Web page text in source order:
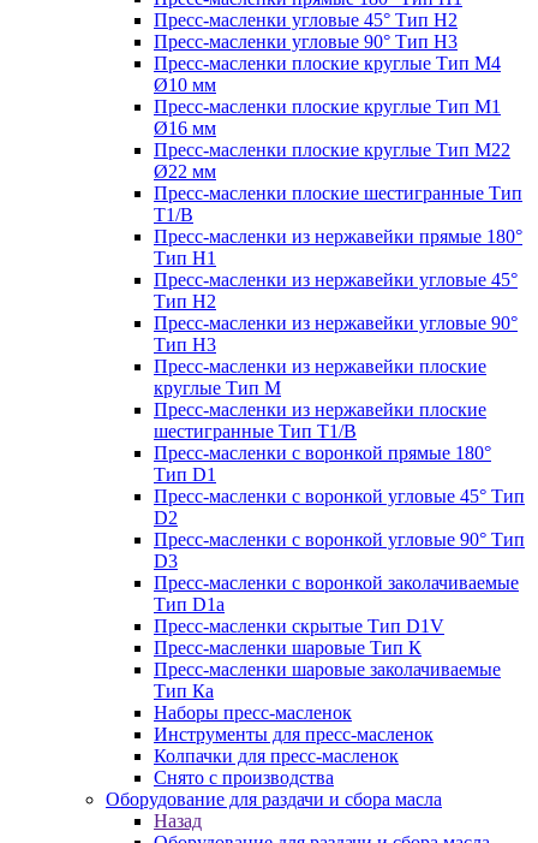
Пресс-масленки угловые 45° Тип H2
Пресс-масленки угловые 90° Тип H3
Пресс-масленки плоские круглые Тип M4
Ø10 мм
Пресс-масленки плоские круглые Тип M1
Ø16 мм
Пресс-масленки плоские круглые Тип M22
Ø22 мм
Пресс-масленки плоские шестигранные Тип
T1/B
Пресс-масленки из нержавейки прямые 180°
Тип H1
Пресс-масленки из нержавейки угловые 45°
Тип H2
Пресс-масленки из нержавейки угловые 90°
Тип H3
Пресс-масленки из нержавейки плоские
круглые Тип M
Пресс-масленки из нержавейки плоские
шестигранные Тип T1/B
Пресс-масленки с воронкой прямые 180°
Тип D1
Пресс-масленки с воронкой угловые 45° Тип
D2
Пресс-масленки с воронкой угловые 90° Тип
D3
Пресс-масленки с воронкой заколачиваемые
Тип D1a
Пресс-масленки скрытые Тип D1V
Пресс-масленки шаровые Тип К
Пресс-масленки шаровые заколачиваемые
Тип Кa
Наборы пресс-масленок
Инструменты для пресс-масленок
Колпачки для пресс-масленок
Снято с производства
Оборудование для раздачи и сбора масла
Назад